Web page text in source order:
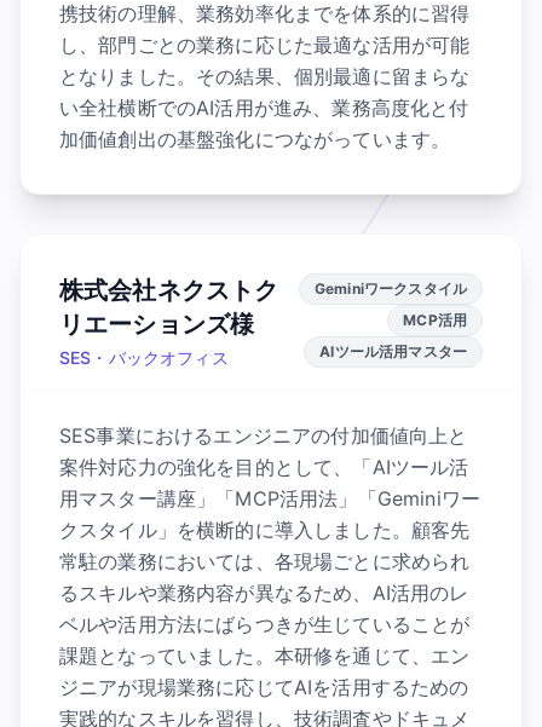
携技術の理解、業務効率化までを体系的に習得
し、部門ごとの業務に応じた最適な活用が可能
となりました。その結果、個別最適に留まらな
い全社横断でのAI活用が進み、業務高度化と付
加価値創出の基盤強化につながっています。
株式会社ネクストク
リエーションズ様
SES・バックオフィス
Geminiワークスタイル
MCP活用
AIツール活用マスター
SES事業におけるエンジニアの付加価値向上と
案件対応力の強化を目的として、「AIツール活
用マスター講座」「MCP活用法」「Geminiワー
クスタイル」を横断的に導入しました。顧客先
常駐の業務においては、各現場ごとに求められ
るスキルや業務内容が異なるため、AI活用のレ
ベルや活用方法にばらつきが生じていることが
課題となっていました。本研修を通じて、エン
ジニアが現場業務に応じてAIを活用するための
実践的なスキルを習得し、技術調査やドキュメ